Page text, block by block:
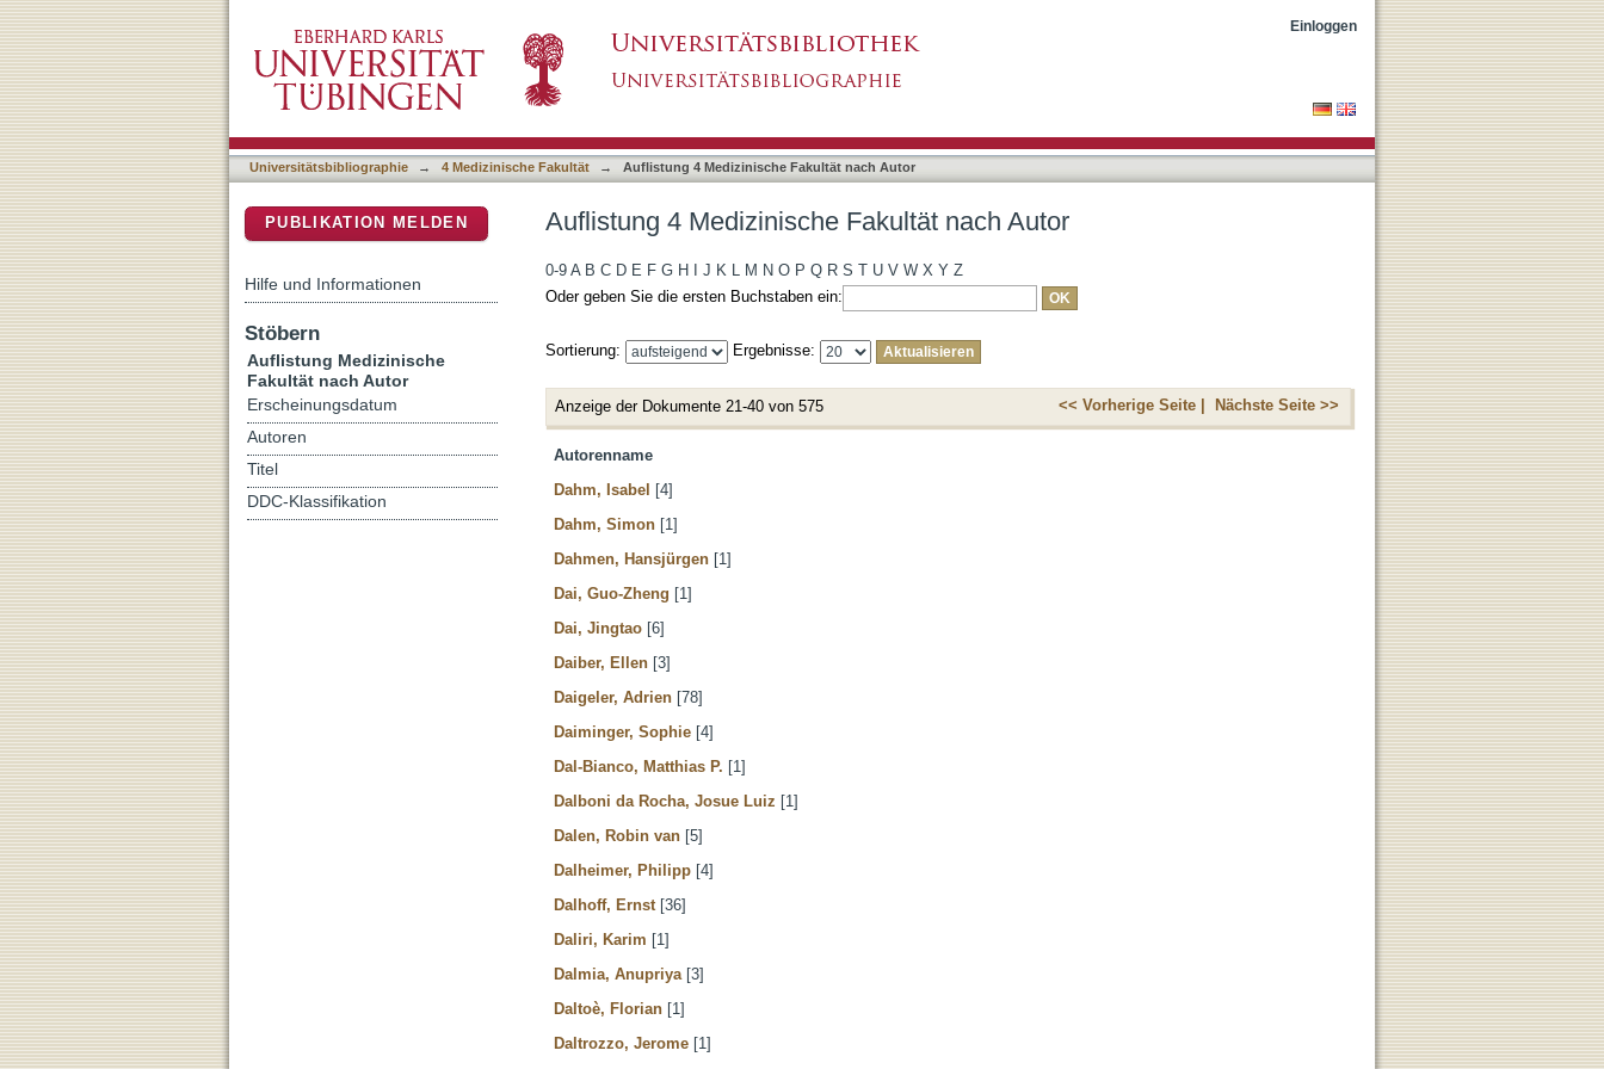
Einloggen
Universitätsbibliographie → 4 Medizinische Fakultät → Auflistung 4 Medizinische Fakultät nach Autor
Auflistung 4 Medizinische Fakultät nach Autor
0-9 A B C D E F G H J K L M N O P Q R S T U V W X Y Z
Oder geben Sie die ersten Buchstaben ein:
Sortierung: Ergebnisse:
Anzeige der Dokumente 21-40 von 575 << Vorherige Seite | Nächste Seite >>
Autorenname
Dahm, Isabel [4]
Dahm, Simon [1]
Dahmen, Hansjürgen [1]
Dai, Guo-Zheng [1]
Dai, Jingtao [6]
Daiber, Ellen [3]
Daigeler, Adrien [78]
Daiminger, Sophie [4]
Dal-Bianco, Matthias P. [1]
Dalboni da Rocha, Josue Luiz [1]
Dalen, Robin van [5]
Dalheimer, Philipp [4]
Dalhoff, Ernst [36]
Daliri, Karim [1]
Dalmia, Anupriya [3]
Daltoè, Florian [1]
Daltrozzo, Jerome [1]
PUBLIKATION MELDEN
Hilfe und Informationen
Stöbern
Auflistung Medizinische
Fakultät nach Autor
Erscheinungsdatum
Autoren
Titel
DDC-Klassifikation